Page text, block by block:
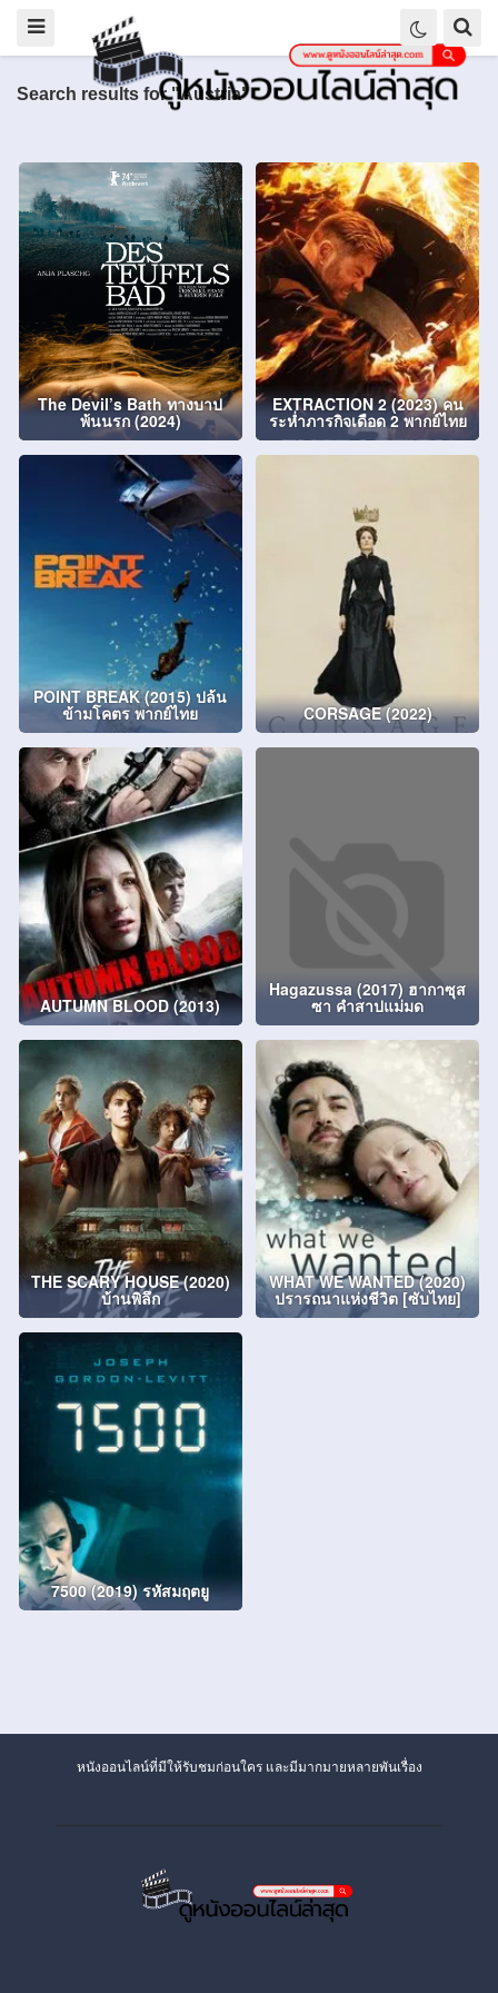
Search results for "Austria"
The Devil’s Bath ทางบาป
พ้นนรก (2024)
EXTRACTION 2 (2023) คน
ระห่ำภารกิจเดือด 2 พากย์ไทย
POINT BREAK (2015) ปล้น
ข้ามโคตร พากย์ไทย CORSAGE (2022)
AUTUMN BLOOD (2013)
Hagazussa (2017) ฮากาซุส
ซา คำสาปแม่มด
THE SCARY HOUSE (2020)
บ้านพิลึก
WHAT WE WANTED (2020)
ปรารถนาแห่งชีวิต [ซับไทย]
7500 (2019) รหัสมฤตยู
หนังออนไลน์ที่มีให้รับชมก่อนใคร และมีมากมายหลายพันเรื่อง